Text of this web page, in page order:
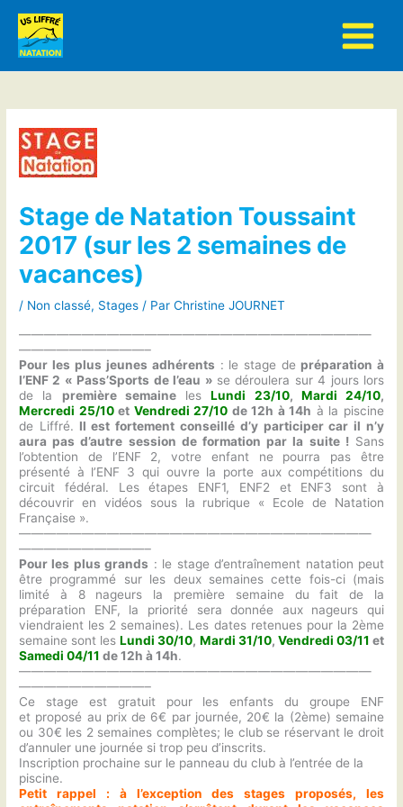
contenu
Stage de Natation Toussaint
2017 (sur les 2 semaines de
vacances)
/ Non classé, Stages / ParChristine JOURNET
————————————————————————————
——————————–
Pour les plus jeunes adhérents : le stage de préparation à
l’ENF 2 « Pass’Sports de l’eau » se déroulera sur 4 jours lors
de la première semainelesLundi 23/10, Mardi 24/10,
Mercredi 25/10et Vendredi 27/10 de 12h à 14h à la piscine
de Liffré. Il est fortement conseillé d’y participer car il n’y
aura pas d’autre session de formation par la suite !Sans
l’obtention de l’ENF 2, votre enfant ne pourra pas être
présenté à l’ENF 3 qui ouvre la porte aux compétitions du
circuit fédéral. Les étapes ENF1, ENF2 et ENF3 sont à
découvrir en vidéos sous la rubrique « Ecole de Natation
Française ».
————————————————————————————
——————————–
Pour les plus grands : le stage d’entraînement natation peut
être programmé sur les deux semaines cette fois-ci (mais
limité à 8 nageurs la première semaine du fait de la
préparation ENF, la priorité sera donnée aux nageurs qui
viendraient les 2 semaines). Les dates retenues pour la 2ème
semaine sont lesLundi 30/10, Mardi 31/10, Vendredi 03/11 et
Samedi 04/11 de 12h à 14h.
————————————————————————————
——————————–
Ce stage est gratuit pour les enfants du groupe ENF
et proposé au prix de 6€ par journée, 20€ la (2ème) semaine
ou 30€ les 2 semaines complètes; le club se réservant le droit
d’annuler une journée si trop peu d’inscrits.
Inscription prochaine sur le panneau du club à l’entrée de la
piscine.
Petit rappel : à l’exception des stages proposés, les